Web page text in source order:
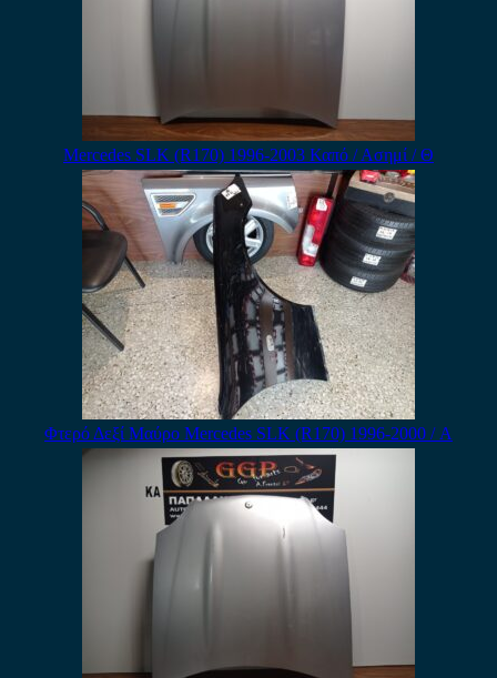
Mercedes SLK (R170) 1996-2003 Καπό / Ασημί / Θ
Φτερό Δεξί Μαύρο Mercedes SLK (R170) 1996-2000 / Α